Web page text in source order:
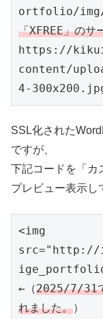
ortfolio/
「XFREE」のサ
https://
content/
4-
SSL化された
ですが、
下記コードを「カ
プレビュー表示し
<img
src="http://
←（2025/7/31で
れました。）